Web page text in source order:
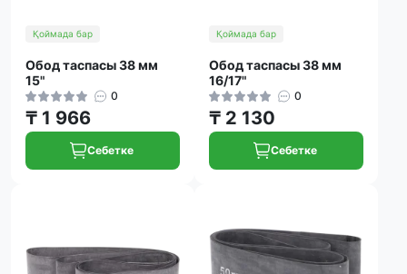
Қоймада бар
Обод таспасы 38 мм
15"
0
₸ 1 966
Себетке
Қоймада бар
Обод таспасы 38 мм
16/17"
0
₸ 2 130
Себетке